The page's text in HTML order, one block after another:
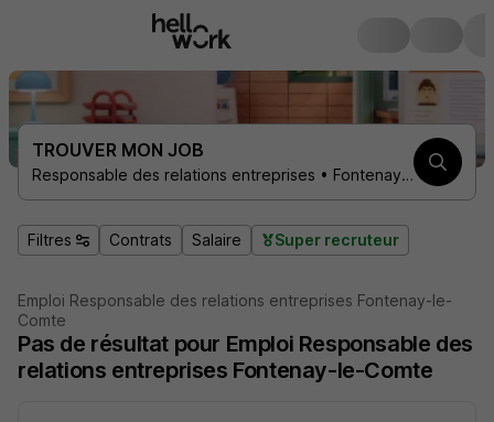
TROUVER MON JOB
Responsable des relations entreprises • Fontenay-le-Comte 85200
Filtres Contrats Salaire Super recruteur
Emploi Responsable des relations entreprises Fontenay-le-
Comte
Pas de résultat pour Emploi Responsable des
relations entreprises Fontenay-le-Comte